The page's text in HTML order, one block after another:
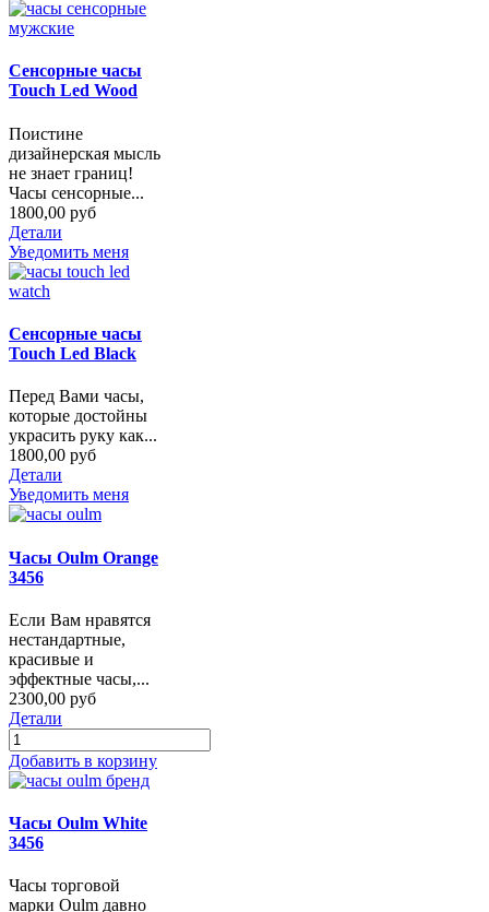
Сенсорные часы
Touch Led Wood
Поистине
дизайнерская мысль
не знает границ!
Часы сенсорные...
1800,00 руб
Детали
Уведомить меня
Сенсорные часы
Touch Led Black
Перед Вами часы,
которые достойны
украсить руку как...
1800,00 руб
Детали
Уведомить меня
Часы Oulm Orange
3456
Если Вам нравятся
нестандартные,
красивые и
эффектные часы,...
2300,00 руб
Детали
Добавить в корзину
Часы Oulm White
3456
Часы торговой
марки Oulm давно